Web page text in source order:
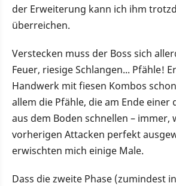
der Erweiterung kann ich ihm
überreichen.
Verstecken muss der Boss sich
Feuer, riesige Schlangen... Pfähle!
Handwerk mit fiesen Kombos
allem die Pfähle, die am Ende
aus dem Boden schnellen – immer,
vorherigen Attacken perfekt
erwischten mich einige Male.
Dass die zweite Phase (zumindest